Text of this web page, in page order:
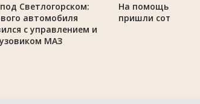
Светлогорском:
автомобиля
с управлением и
МАЗ
На помощь
пришли